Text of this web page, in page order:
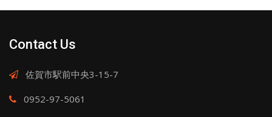
Contact Us
佐賀市駅前中央3-15-7
0952-97-5061